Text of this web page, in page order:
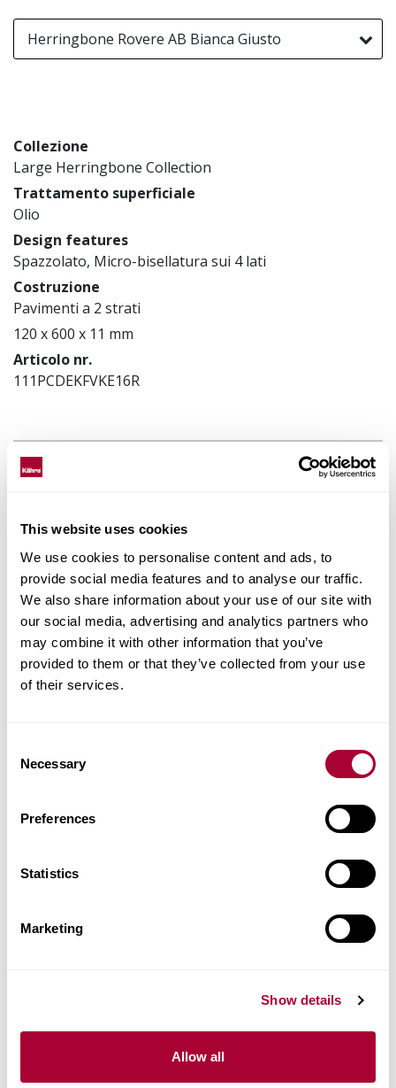
This website uses cookies
We use cookies to personalise content and ads, to
provide social media features and to analyse our traffic.
We also share information about your use of our site with
our social media, advertising and analytics partners who
may combine it with other information that you’ve
provided to them or that they’ve collected from your use
of their services.
Selection
Necessary
Preferences
Statistics
Marketing
Show details
Allow all
Herringbone Rovere AB Bianca Giusto
Collezione
Large Herringbone Collection
Trattamento superficiale
Olio
Design features
Spazzolato, Micro-bisellatura sui 4 lati
Costruzione
Pavimenti a 2 strati
120 x 600 x 11 mm
Articolo nr.
111PCDEKFVKE16R
Abbina gli accessori
Installazione e manutenzione
Images
Prodotti Simili